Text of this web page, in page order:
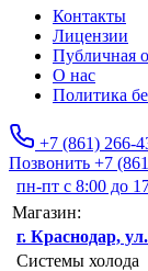
Контакты
Лицензии
Публичная
О нас
Политика
+7 (861) 266-
Позвонить +7
пн-пт с 8:00 до
Магазин:
г. Краснодар,
Системы холода